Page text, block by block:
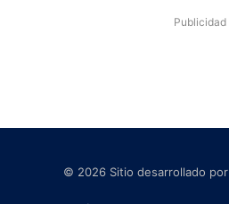
Publicidad
© 2026 Sitio desarrollado por